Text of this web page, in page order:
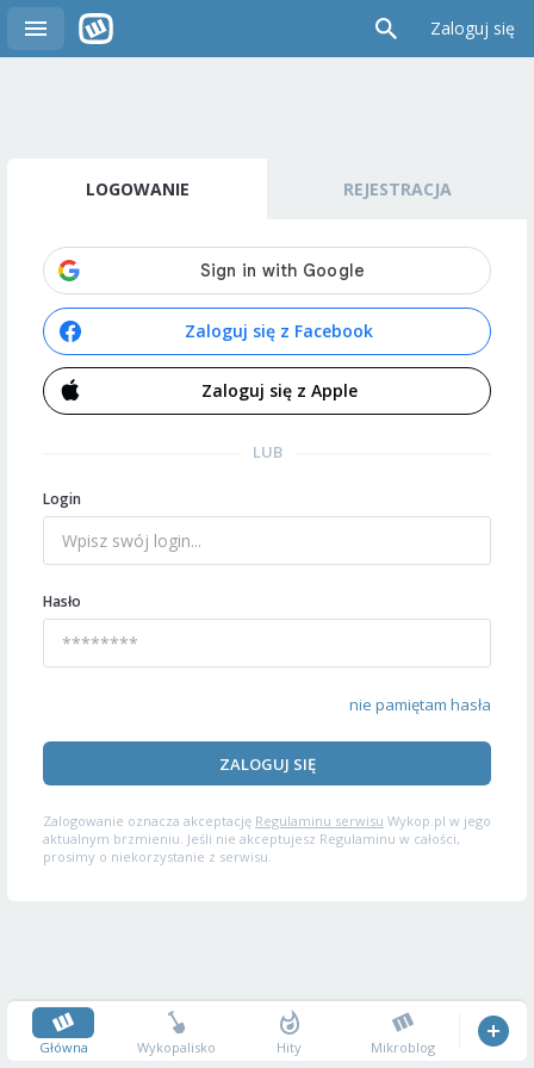
Zaloguj się
LOGOWANIE REJESTRACJA
Zaloguj się z Facebook
Zaloguj się z Apple
LUB
Login
Hasło
nie pamiętam hasła
ZALOGUJ SIĘ
Zalogowanie oznacza akceptację Regulaminu serwisu Wykop.pl w jego
aktualnym brzmieniu. Jeśli nie akceptujesz Regulaminu w całości,
prosimy o niekorzystanie z serwisu.
Główna Wykopalisko Hity Mikroblog